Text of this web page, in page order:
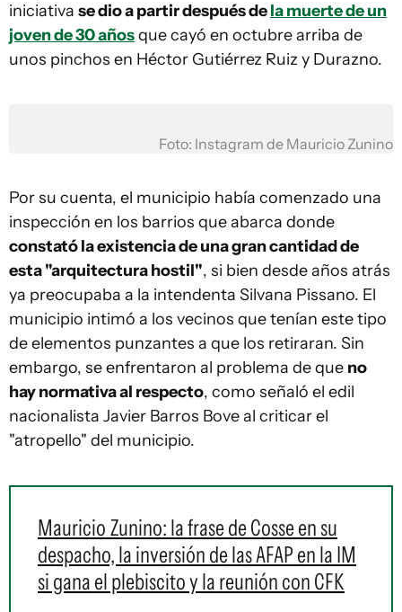
iniciativa se dio a partir después dela muerte de un
joven de 30 añosque cayó en octubre arriba de
unos pinchos en Héctor Gutiérrez Ruiz y Durazno.
Foto: Instagram de Mauricio Zunino
Por su cuenta, el municipio había comenzado una
inspección en los barrios que abarca donde
constató la existencia de una gran cantidad de
esta "arquitectura hostil", si bien desde años atrás
ya preocupaba a la intendenta Silvana Pissano. El
municipio intimó a los vecinos que tenían este tipo
de elementos punzantes a que los retiraran. Sin
embargo, se enfrentaron al problema de que no
hay normativa al respecto, como señaló el edil
nacionalista Javier Barros Bove al criticar el
"atropello" del municipio.
Mauricio Zunino: la frase de Cosse en su
despacho, la inversión de las AFAP en la IM
si gana el plebiscito y la reunión con CFK